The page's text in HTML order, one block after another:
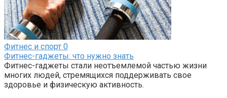
Фитнес и спорт 0
Фитнес-гаджеты: что нужно знать
Фитнес-гаджеты стали неотъемлемой частью жизни
многих людей, стремящихся поддерживать свое
здоровье и физическую активность.